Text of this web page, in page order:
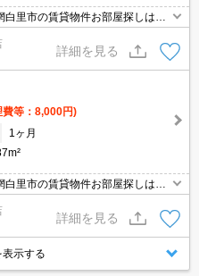
里市の賃貸物件お部屋探しはタ
さい！
詳細を見る
費等：8,000円)
1ヶ月
里市の賃貸物件お部屋探しはタ
さい！
詳細を見る
示する